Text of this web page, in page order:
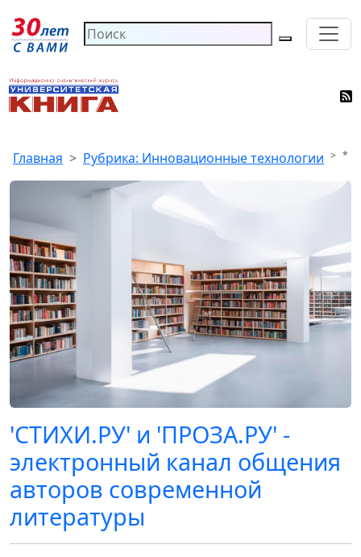
Главная Рубрика: Инновационные технологии *
'СТИХИ.РУ' и 'ПРОЗА.РУ' -
электронный канал общения
авторов современной
литературы